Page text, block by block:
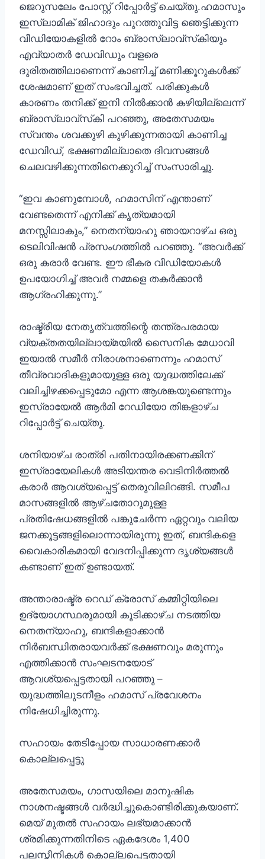
ജെറുസലേം പോസ്റ്റ് റിപ്പോർട്ട് ചെയ്തു.ഹമാസും
ഇസ്ലാമിക് ജിഹാദും പുറത്തുവിട്ട ഞെട്ടിക്കുന്ന
വീഡിയോകളിൽ റോം ബ്രാസ്ലാവ്‌സ്‌കിയും
എവ്യാതർ ഡേവിഡും വളരെ
ദുരിതത്തിലാണെന്ന് കാണിച്ച് മണിക്കൂറുകൾക്ക്
ശേഷമാണ് ഇത് സംഭവിച്ചത്. പരിക്കുകൾ
കാരണം തനിക്ക് ഇനി നിൽക്കാൻ കഴിയില്ലെന്ന്
ബ്രാസ്ലാവ്‌സ്‌കി പറഞ്ഞു, അതേസമയം
സ്വന്തം ശവക്കുഴി കുഴിക്കുന്നതായി കാണിച്ച
ഡേവിഡ്, ഭക്ഷണമില്ലാതെ ദിവസങ്ങൾ
ചെലവഴിക്കുന്നതിനെക്കുറിച്ച് സംസാരിച്ചു.
“ഇവ കാണുമ്പോൾ, ഹമാസിന് എന്താണ്
വേണ്ടതെന്ന് എനിക്ക് കൃത്യമായി
മനസ്സിലാകും,” നെതന്യാഹു ഞായറാഴ്ച ഒരു
ടെലിവിഷൻ പ്രസംഗത്തിൽ പറഞ്ഞു. “അവർക്ക്
ഒരു കരാർ വേണ്ട. ഈ ഭീകര വീഡിയോകൾ
ഉപയോഗിച്ച് അവർ നമ്മളെ തകർക്കാൻ
ആഗ്രഹിക്കുന്നു.”
രാഷ്ട്രീയ നേതൃത്വത്തിന്റെ തന്ത്രപരമായ
വ്യക്തതയില്ലായ്മയിൽ സൈനിക മേധാവി
ഇയാൽ സമീർ നിരാശനാണെന്നും ഹമാസ്
തീവ്രവാദികളുമായുള്ള ഒരു യുദ്ധത്തിലേക്ക്
വലിച്ചിഴക്കപ്പെടുമോ എന്ന ആശങ്കയുണ്ടെന്നും
ഇസ്രായേൽ ആർമി റേഡിയോ തിങ്കളാഴ്ച
റിപ്പോർട്ട് ചെയ്തു.
ശനിയാഴ്ച രാത്രി പതിനായിരക്കണക്കിന്
ഇസ്രായേലികൾ അടിയന്തര വെടിനിർത്തൽ
കരാർ ആവശ്യപ്പെട്ട് തെരുവിലിറങ്ങി. സമീപ
മാസങ്ങളിൽ ആഴ്ചതോറുമുള്ള
പ്രതിഷേധങ്ങളിൽ പങ്കുചേർന്ന ഏറ്റവും വലിയ
ജനക്കൂട്ടങ്ങളിലൊന്നായിരുന്നു ഇത്, ബന്ദികളെ
വൈകാരികമായി വേദനിപ്പിക്കുന്ന ദൃശ്യങ്ങൾ
കണ്ടാണ് ഇത് ഉണ്ടായത്.
അന്താരാഷ്ട്ര റെഡ് ക്രോസ് കമ്മിറ്റിയിലെ
ഉദ്യോഗസ്ഥരുമായി കൂടിക്കാഴ്ച നടത്തിയ
നെതന്യാഹു, ബന്ദികളാക്കാൻ
നിർബന്ധിതരായവർക്ക് ഭക്ഷണവും മരുന്നും
എത്തിക്കാൻ സംഘടനയോട്
ആവശ്യപ്പെട്ടതായി പറഞ്ഞു –
യുദ്ധത്തിലുടനീളം ഹമാസ് പ്രവേശനം
നിഷേധിച്ചിരുന്നു.
സഹായം തേടിപ്പോയ സാധാരണക്കാർ
കൊല്ലപ്പെട്ടു
അതേസമയം, ഗാസയിലെ മാനുഷിക
നാശനഷ്ടങ്ങൾ വർദ്ധിച്ചുകൊണ്ടിരിക്കുകയാണ്.
മെയ് മുതൽ സഹായം ലഭ്യമാക്കാൻ
ശ്രമിക്കുന്നതിനിടെ ഏകദേശം 1,400
പലസ്തീനികൾ കൊല്ലപ്പെട്ടതായി